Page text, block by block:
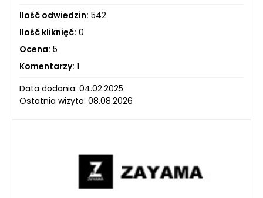
Ilość odwiedzin: 542
Ilość kliknięć: 0
Ocena: 5
Komentarzy: 1
Data dodania: 04.02.2025
Ostatnia wizyta: 08.08.2026